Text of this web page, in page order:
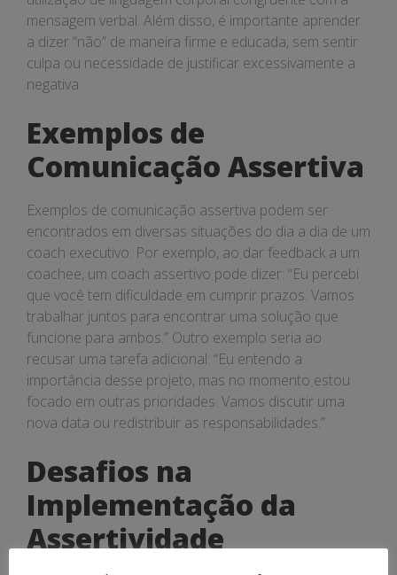
mensagem verbal. Além disso, é importante aprender
a dizer “não” de maneira firme e educada, sem sentir
culpa ou necessidade de justificar excessivamente a
negativa.
Exemplos de
Comunicação Assertiva
Exemplos de comunicação assertiva podem ser
encontrados em diversas situações do dia a dia de um
coach executivo. Por exemplo, ao dar feedback a um
coachee, um coach assertivo pode dizer: “Eu percebi
que você tem dificuldade em cumprir prazos. Vamos
trabalhar juntos para encontrar uma solução que
funcione para ambos.” Outro exemplo seria ao
recusar uma tarefa adicional: “Eu entendo a
importância desse projeto, mas no momento estou
focado em outras prioridades. Vamos discutir uma
nova data ou redistribuir as responsabilidades.”
Desafios na
Implementação da
Assertividade